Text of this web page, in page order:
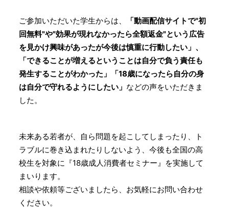
ご参加いただいた学生からは、
「動画配信サイトで"初
回無料"や"効果が現れなかったら全額返金"という広告
を見かけ興味があったが今後は慎重に行動したい」、
「できることが増えるということは自分で負う責任も
発生することがわかった」「18歳になったら自分の身
は自分で守れるようにしたい」 などの声をいただきま
した。
未来ある若者が、自ら問題を起こしてしまったり、ト
ラブルに巻き込まれたりしないよう、今後も全国の高
校生を対象に『18歳成人消費者セミナー』を実施して
まいります。
相談や依頼等ございましたら、お気軽にお問い合わせ
ください。